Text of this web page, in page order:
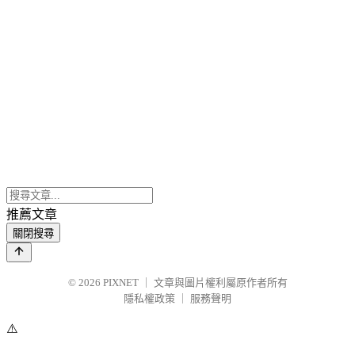
推薦文章
關閉搜尋
© 2026 PIXNET
文章與圖片權利屬原作者所有
隱私權政策
服務聲明
⚠️